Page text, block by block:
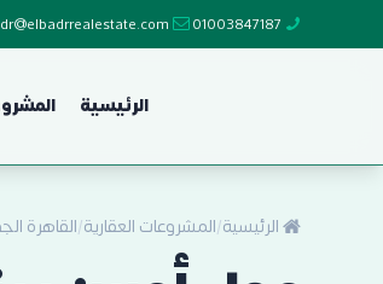
01003847187
الرئيسية
الرئيسية/المشروعات العقارية/القاهرة